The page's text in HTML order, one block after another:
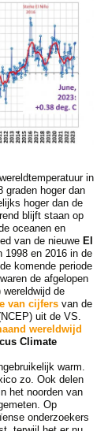
in
graden hoger dan
hoger dan de
blijft staan op
oceanen en
van de nieuwe El
1998 en 2016 in de
komende periode
de afgelopen
wereldwijd de
van cijfersvan de
uit de VS.
wereldwijd
Climate
warm.
zo. Ook delen
het noorden van
Op
onderzoekers